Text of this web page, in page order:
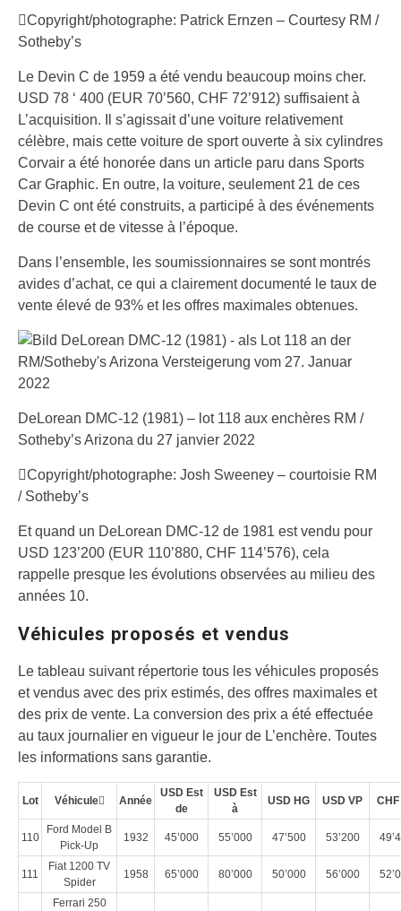
Copyright/photographe: Patrick Ernzen – Courtesy RM /
Sotheby’s
Le Devin C de 1959 a été vendu beaucoup moins cher.
USD 78 ‘ 400 (EUR 70’560, CHF 72’912) suffisaient à
L’acquisition. Il s’agissait d’une voiture relativement
célèbre, mais cette voiture de sport ouverte à six cylindres
Corvair a été honorée dans un article paru dans Sports
Car Graphic. En outre, la voiture, seulement 21 de ces
Devin C ont été construits, a participé à des événements
de course et de vitesse à l’époque.
Dans l’ensemble, les soumissionnaires se sont montrés
avides d’achat, ce qui a clairement documenté le taux de
vente élevé de 93% et les offres maximales obtenues.
DeLorean DMC-12 (1981) – lot 118 aux enchères RM /
Sotheby’s Arizona du 27 janvier 2022
Copyright/photographe: Josh Sweeney – courtoisie RM
/ Sotheby’s
Et quand un DeLorean DMC-12 de 1981 est vendu pour
USD 123’200 (EUR 110’880, CHF 114’576), cela
rappelle presque les évolutions observées au milieu des
années 10.
Véhicules proposés et vendus
Le tableau suivant répertorie tous les véhicules proposés
et vendus avec des prix estimés, des offres maximales et
des prix de vente. La conversion des prix a été effectuée
au taux journalier en vigueur le jour de L’enchère. Toutes
les informations sans garantie.
Lot Véhicule Année
USD Est
de
USD Est
à
USD HG USD VP CHF
110
Ford Model B
Pick-Up
1932 45’000 55’000 47’500 53’200
111
Fiat 1200 TV
Spider
1958 65’000 80’000 50’000 56’000
Ferrari 250